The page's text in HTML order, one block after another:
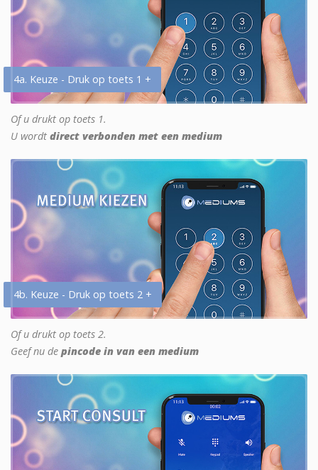
4a. Keuze - Druk op toets 1 +
Of u drukt op toets 1.
U wordt direct verbonden met een medium
4b. Keuze - Druk op toets 2 +
Of u drukt op toets 2.
Geef nu de pincode in van een medium